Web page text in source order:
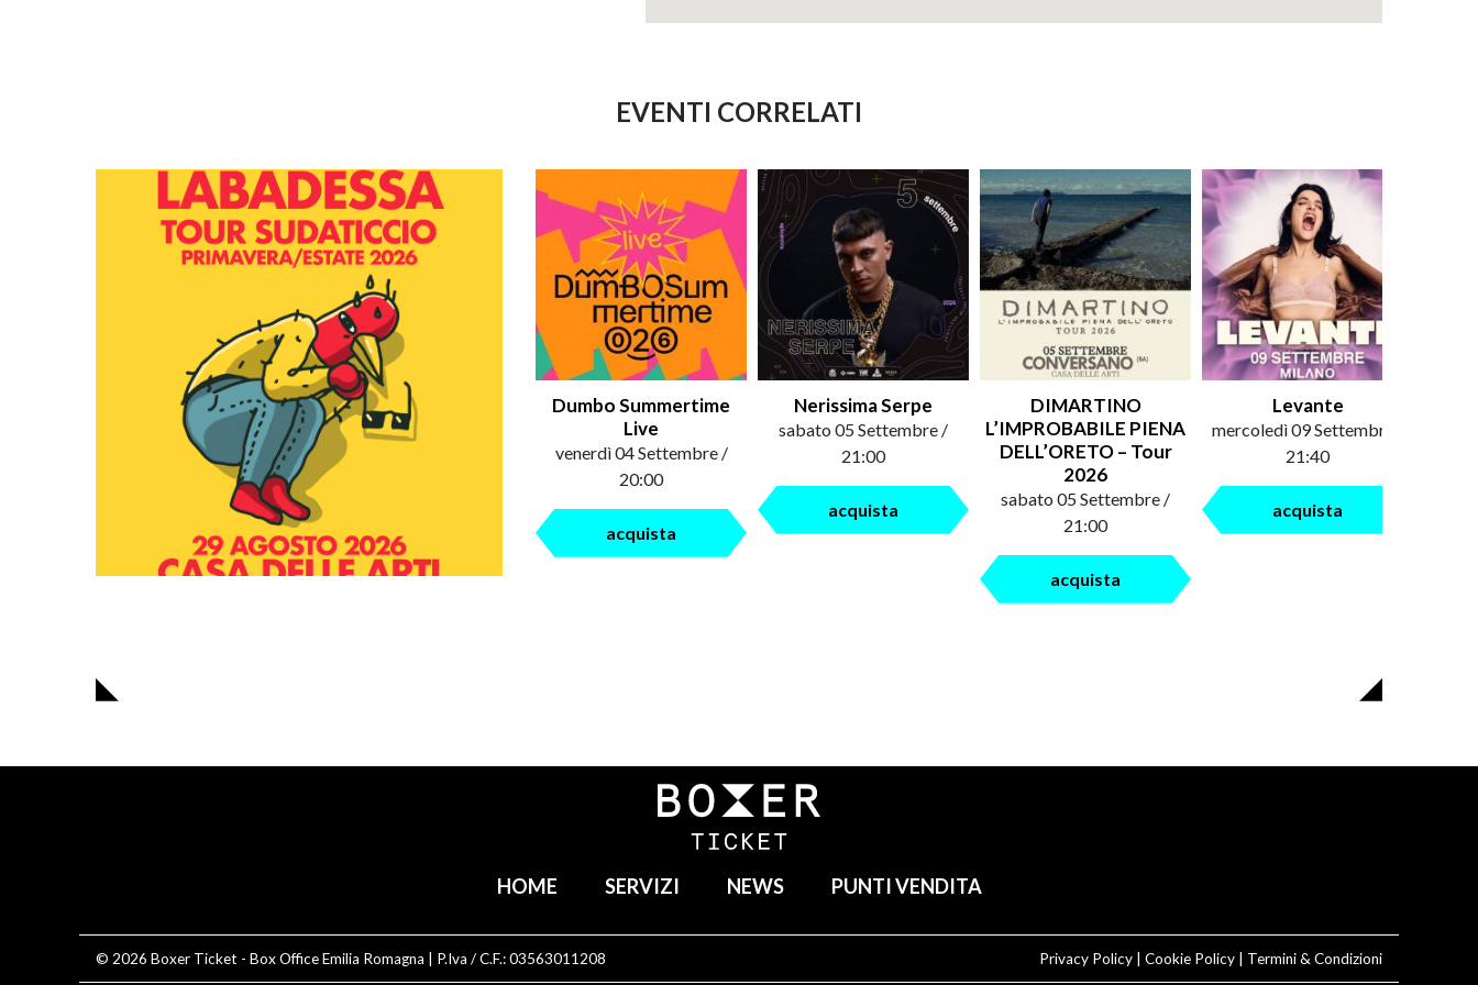
EVENTI CORRELATI
Dumbo Summertime
Live
venerdì 04 Settembre /
20:00
acquista
Nerissima Serpe
sabato 05 Settembre /
21:00
acquista
DIMARTINO
L’IMPROBABILE PIENA
DELL’ORETO – Tour
2026
sabato 05 Settembre /
21:00
acquista
Levante
mercoledì 09 Settembre /
21:40
acquista
HOME SERVIZI NEWS PUNTI VENDITA
© 2026 Boxer Ticket - Box Office Emilia Romagna | P.Iva / C.F.: 03563011208 Privacy Policy Cookie Policy Termini & Condizioni